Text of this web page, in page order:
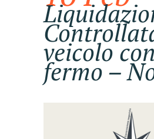
veicolo con
fermo –